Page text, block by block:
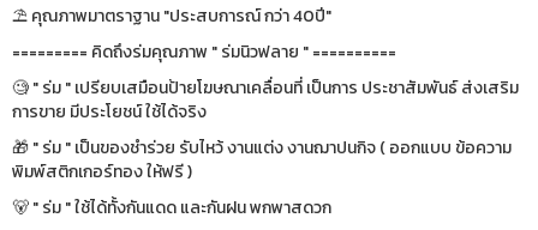
⛱ คุณภาพมาตราฐาน "ประสบการณ์ กว่า 40ปี"
========= คิดถึงร่มคุณภาพ " ร่มนิวฟลาย " ==========
🧐 " ร่ม " เปรียบเสมือนป้ายโฆษณาเคลื่อนที่ เป็นการ ประชาสัมพันธ์ ส่งเสริม
การขาย มีประโยชน์ ใช้ได้จริง
🎁 " ร่ม " เป็นของชำร่วย รับไหว้ งานแต่ง งานฌาปนกิจ ( ออกแบบ ข้อความ
พิมพ์สติกเกอร์ทอง ให้ฟรี )
🐻 " ร่ม " ใช้ได้ทั้งกันแดด และกันฝน พกพาสดวก